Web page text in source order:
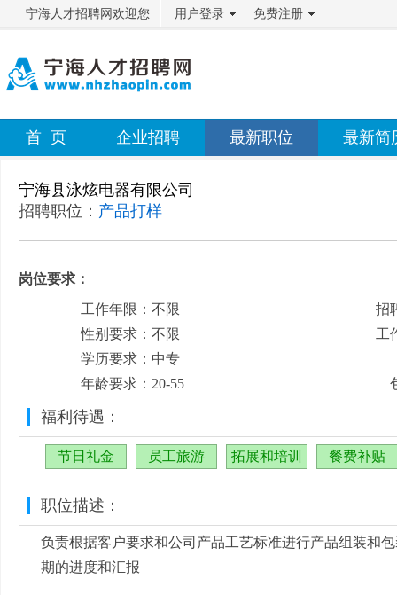
宁海人才招聘网欢迎您 用户登录 免费注册
首 页 企业招聘 最新职位 最新简
宁海县泳炫电器有限公司
招聘职位： 产品打样
岗位要求：
工作年限：不限
性别要求：不限
学历要求：中专
年龄要求：20-55
招
工
福利待遇：
节日礼金 员工旅游 拓展和培训 餐费补贴
职位描述：
负责根据客户要求和公司产品工艺标准进行产品组装和
期的进度和汇报